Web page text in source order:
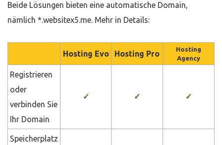
Beide Lösungen bieten eine automatische Domain,
nämlich *.websitex5.me. Mehr in Details:
Hosting Evo Hosting Pro
Hosting
Agency
Registrieren
oder
verbinden Sie
Ihr Domain
✓ ✓ ✓
Speicherplatz